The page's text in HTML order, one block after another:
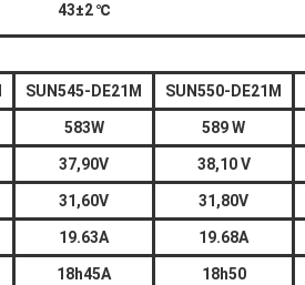
43±2℃
SUN545-DE21M SUN550-DE21M
583W 589 W
37,90V 38,10 V
31,60V 31,80V
19.63A 19.68A
18h45A 18h50